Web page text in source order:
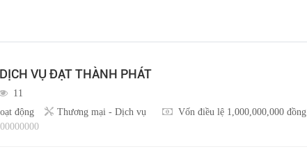
VỤ ĐẠT THÀNH PHÁT
11
động Thương mại - Dịch vụ Vốn điều lệ 1,000,000,000 đồng